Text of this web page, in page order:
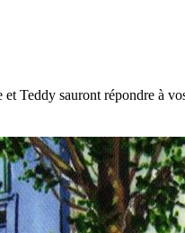
Teddy sauront répondre à